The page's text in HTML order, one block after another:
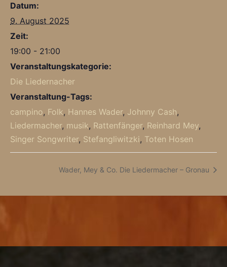
Datum:
9. August 2025
Zeit:
19:00 - 21:00
Veranstaltungskategorie:
Die Liedernacher
Veranstaltung-Tags:
campino, Folk, Hannes Wader, Johnny Cash,
Liedermacher, musik, Rattenfänger, Reinhard Mey,
Singer Songwriter, Stefangliwitzki, Toten Hosen
Wader, Mey & Co. Die Liedermacher – Gronau